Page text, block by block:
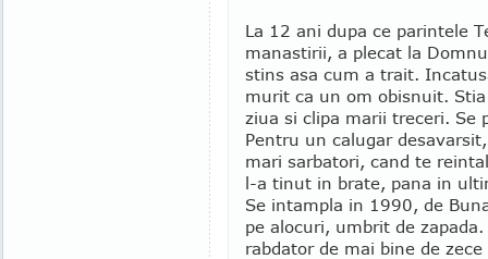
La 12 ani dupa ce parintele
manastirii, a plecat la
stins asa cum a trait.
murit ca un om obisnuit.
ziua si clipa marii treceri. Se
Pentru un calugar
mari sarbatori, cand te
l-a tinut in brate, pana in
Se intampla in 1990, de
pe alocuri, umbrit de
rabdator de mai bine de